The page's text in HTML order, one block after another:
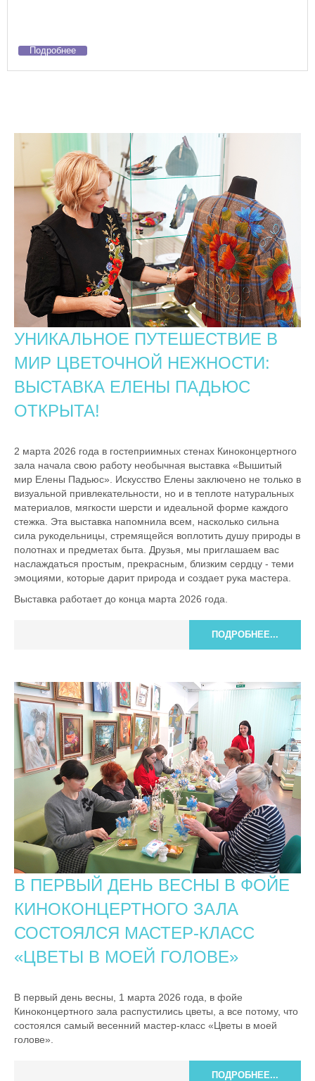
Подробнее
УНИКАЛЬНОЕ ПУТЕШЕСТВИЕ В
МИР ЦВЕТОЧНОЙ НЕЖНОСТИ:
ВЫСТАВКА ЕЛЕНЫ ПАДЬЮС
ОТКРЫТА!
2 марта 2026 года в гостеприимных стенах Киноконцертного
зала начала свою работу необычная выставка «Вышитый
мир Елены Падьюс». Искусство Елены заключено не только в
визуальной привлекательности, но и в теплоте натуральных
материалов, мягкости шерсти и идеальной форме каждого
стежка. Эта выставка напомнила всем, насколько сильна
сила рукодельницы, стремящейся воплотить душу природы в
полотнах и предметах быта. Друзья, мы приглашаем вас
наслаждаться простым, прекрасным, близким сердцу - теми
эмоциями, которые дарит природа и создает рука мастера.
Выставка работает до конца марта 2026 года.
ПОДРОБНЕЕ...
В ПЕРВЫЙ ДЕНЬ ВЕСНЫ В ФОЙЕ
КИНОКОНЦЕРТНОГО ЗАЛА
СОСТОЯЛСЯ МАСТЕР-КЛАСС
«ЦВЕТЫ В МОЕЙ ГОЛОВЕ»
В первый день весны, 1 марта 2026 года, в фойе
Киноконцертного зала распустились цветы, а все потому, что
состоялся самый весенний мастер-класс «Цветы в моей
голове».
ПОДРОБНЕЕ...